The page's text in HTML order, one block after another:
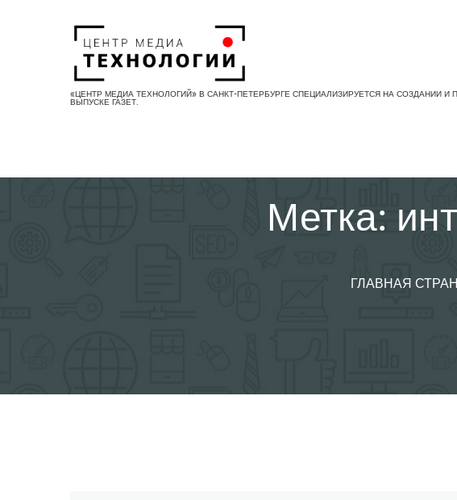
«ЦЕНТР МЕДИА ТЕХНОЛОГИЙ» В САНКТ-ПЕТЕРБУРГЕ СПЕЦИАЛИЗИРУЕТСЯ НА
ВЫПУСКЕ ГАЗЕТ.
Метка:
ГЛАВНАЯ